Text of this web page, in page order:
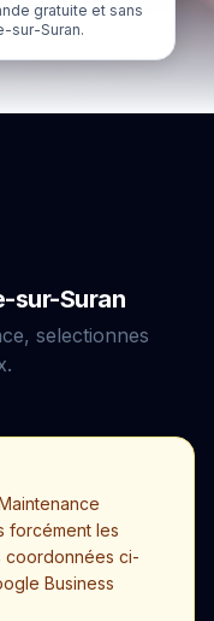
gratuite et sans
sur-Suran.
sur-Suran
selectionnes
forcément les
coordonnées ci-
Business